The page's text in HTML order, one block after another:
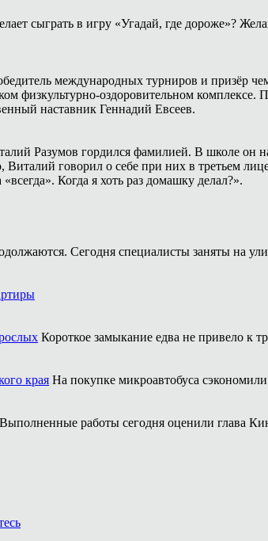
сыграть в игру «Угадай, где дороже»?
международных турниров и призёр
физкультурно-оздоровительном
наставник Геннадий Евсеев.
Разумов гордился фамилией. В школе он
говорил о себе при них в третьем
Когда я хоть раз домашку делал?».
Сегодня специалисты заняты на
Короткое замыкание едва не привело к
края На покупке микроавтобуса
Выполненные работы сегодня оценили глава